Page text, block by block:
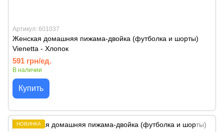
Артикул: 601037
Женская домашняя пижама-двойка (футболка и шорты)
Vienetta - Хлопок
591 грн/ед.
В наличии
Купить
НОВИНКА